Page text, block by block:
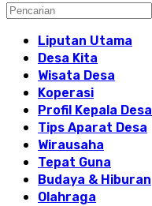
Liputan Utama
Desa Kita
Wisata Desa
Koperasi
Profil Kepala Desa
Tips Aparat Desa
Wirausaha
Tepat Guna
Budaya & Hiburan
Olahraga